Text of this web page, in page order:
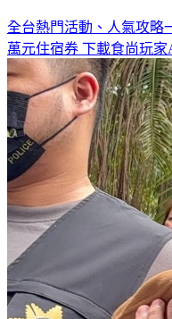
全台熱門活動、人氣攻略
萬元住宿券 下載食尚玩家